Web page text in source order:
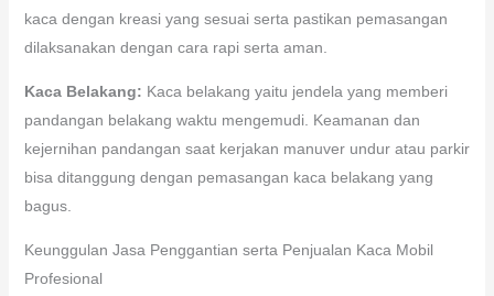
kaca dengan kreasi yang sesuai serta pastikan pemasangan
dilaksanakan dengan cara rapi serta aman.
Kaca Belakang: Kaca belakang yaitu jendela yang memberi
pandangan belakang waktu mengemudi. Keamanan dan
kejernihan pandangan saat kerjakan manuver undur atau parkir
bisa ditanggung dengan pemasangan kaca belakang yang
bagus.
Keunggulan Jasa Penggantian serta Penjualan Kaca Mobil
Profesional